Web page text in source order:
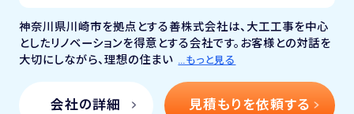
神奈川県川崎市を拠点とする善株式会社は、大工工事を中心
としたリノベーションを得意とする会社です。お客様との対話を
大切にしながら、理想の住まい …もっと見る
会社の詳細 見積もりを依頼する